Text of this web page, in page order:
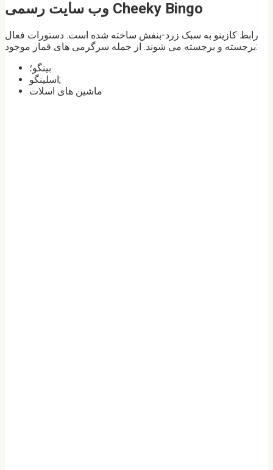
وب سایت رسمی Cheeky Bingo
رابط کازینو به سبک زرد-بنفش ساخته شده است. دستورات فعال
برجسته و برجسته می شوند. از جمله سرگرمی های قمار موجود:
بینگو؛
اسلینگو;
ماشین های اسلات